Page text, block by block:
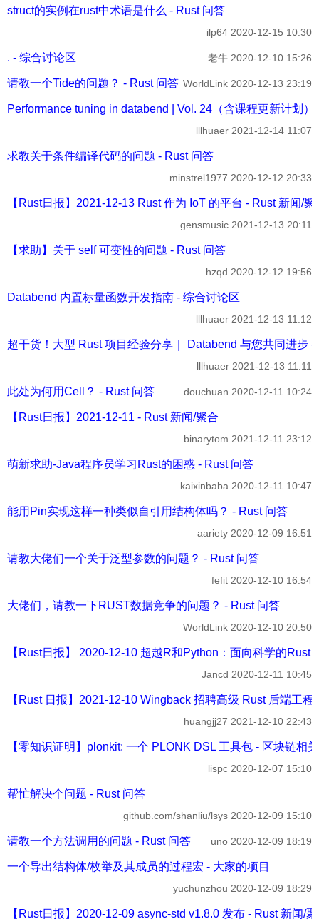
struct的实例在rust中术语是什么 - Rust 问答
ilp64 2020-12-15 10:30
. - 综合讨论区 老牛 2020-12-10 15:26
请教一个Tide的问题？ - Rust 问答 WorldLink 2020-12-13 23:19
Performance tuning in databend | Vol. 24（含课程更新计划）
lllhuaer 2021-12-14 11:07
求教关于条件编译代码的问题 - Rust 问答
minstrel1977 2020-12-12 20:33
【Rust日报】2021-12-13 Rust 作为 IoT 的平台 - Rust 新闻/聚
gensmusic 2021-12-13 20:11
【求助】关于 self 可变性的问题 - Rust 问答
hzqd 2020-12-12 19:56
Databend 内置标量函数开发指南 - 综合讨论区
lllhuaer 2021-12-13 11:12
超干货！大型 Rust 项目经验分享｜ Databend 与您共同进步 -
lllhuaer 2021-12-13 11:11
此处为何用Cell？ - Rust 问答 douchuan 2020-12-11 10:24
【Rust日报】2021-12-11 - Rust 新闻/聚合
binarytom 2021-12-11 23:12
萌新求助-Java程序员学习Rust的困惑 - Rust 问答
kaixinbaba 2020-12-11 10:47
能用Pin实现这样一种类似自引用结构体吗？ - Rust 问答
aariety 2020-12-09 16:51
请教大佬们一个关于泛型参数的问题？ - Rust 问答
fefit 2020-12-10 16:54
大佬们，请教一下RUST数据竞争的问题？ - Rust 问答
WorldLink 2020-12-10 20:50
【Rust日报】 2020-12-10 超越R和Python：面向科学的Rust
Jancd 2020-12-11 10:45
【Rust 日报】2021-12-10 Wingback 招聘高级 Rust 后端工程
huangjj27 2021-12-10 22:43
【零知识证明】plonkit: 一个 PLONK DSL 工具包 - 区块链相关
lispc 2020-12-07 15:10
帮忙解决个问题 - Rust 问答
github.com/shanliu/lsys 2020-12-09 15:10
请教一个方法调用的问题 - Rust 问答 uno 2020-12-09 18:19
一个导出结构体/枚举及其成员的过程宏 - 大家的项目
yuchunzhou 2020-12-09 18:29
【Rust日报】2020-12-09 async-std v1.8.0 发布 - Rust 新闻/